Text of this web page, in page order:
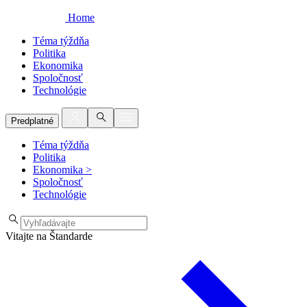
Home
Téma týždňa
Politika
Ekonomika
Spoločnosť
Technológie
Predplatné
Téma týždňa
Politika
Ekonomika >
Spoločnosť
Technológie
Vitajte na Štandarde